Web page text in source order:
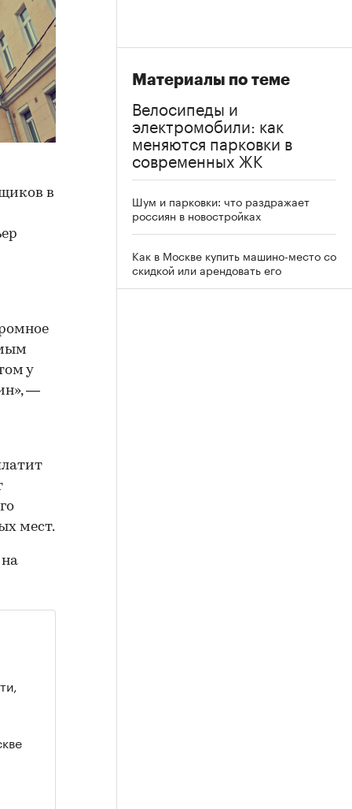
в
у
—
мест.
Материалы по теме
Велосипеды и
электромобили: как
меняются парковки в
современных ЖК
Шум и парковки: что раздражает
россиян в новостройках
Как в Москве купить машино-место со
скидкой или арендовать его